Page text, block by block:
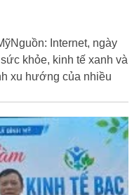
Internet, ngày
khỏe, kinh tế xanh và
xu hướng của nhiều